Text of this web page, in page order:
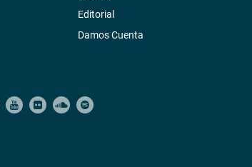
Editorial
Damos Cuenta